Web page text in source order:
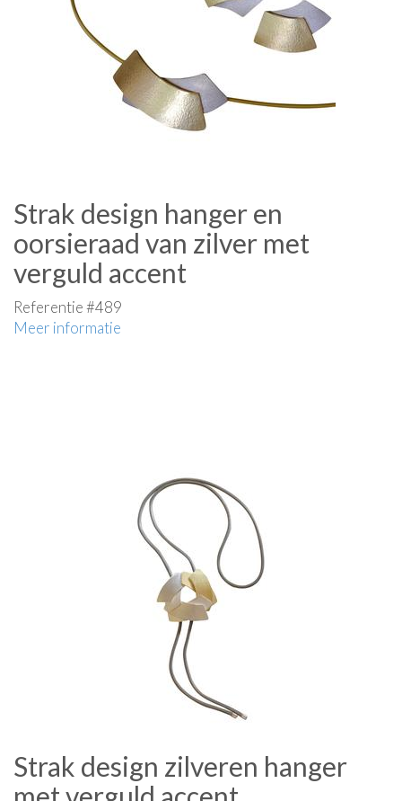
Strak design hanger en
oorsieraad van zilver met
verguld accent
Referentie #489
Meer informatie
Strak design zilveren hanger